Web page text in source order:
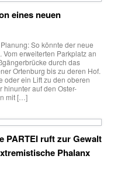
eines neuen
So könnte der neue
Vom erweiterten Parkplatz an
durch das
Ortenburg bis zu deren Hof.
oder ein Lift zu den oberen
hinunter auf den Oster-
mit […]
PARTEI ruft zur Gewalt
Phalanx